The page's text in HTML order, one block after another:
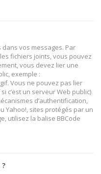
vos messages. Par
fichiers joints, vous pouvez
vous devez lier une
exemple :
Vous ne pouvez pas lier
c’est un serveur Web public)
d’authentification,
Yahoo!, sites protégés par un
utilisez la balise BBCode